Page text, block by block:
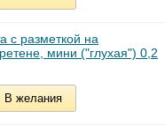
c разметкой на
мини ("глухая") 0,2
В желания